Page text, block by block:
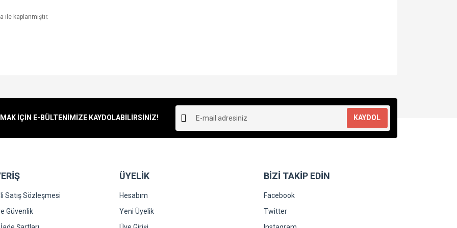
kaplanmıştır.
İÇİN E-BÜLTENİMİZE KAYDOLABİLİRSİNİZ! KAYDOL
Satış Sözleşmesi
Güvenlik
ÜYELİK
Hesabım
Yeni Üyelik
BİZİ TAKİP EDİN
Facebook
Twitter